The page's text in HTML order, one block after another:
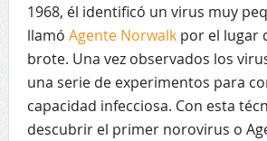
1968, él identificó un virus muy
llamó Agente Norwalkpor el lugar
brote. Una vez observados los
una serie de experimentos para
capacidad infecciosa. Con esta
descubrir el primer norovirus o